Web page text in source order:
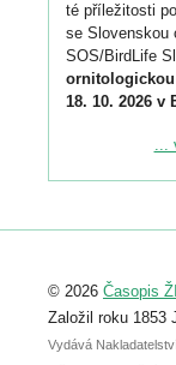
té příležitosti
se Slovenskou
SOS/BirdLife
ornitologickou
18. 10. 2026 v
Podrobnější
Registrovat se
abstraktu
posteru je už
...
© 2026 Časopis
Založil roku 1853
Vydává